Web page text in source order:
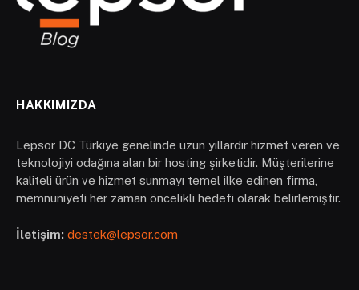
HAKKIMIZDA
Lepsor DC Türkiye genelinde uzun yıllardır hizmet veren ve
teknolojiyi odağına alan bir hosting şirketidir. Müşterilerine
kaliteli ürün ve hizmet sunmayı temel ilke edinen firma,
memnuniyeti her zaman öncelikli hedefi olarak belirlemiştir.
İletişim: destek@lepsor.com